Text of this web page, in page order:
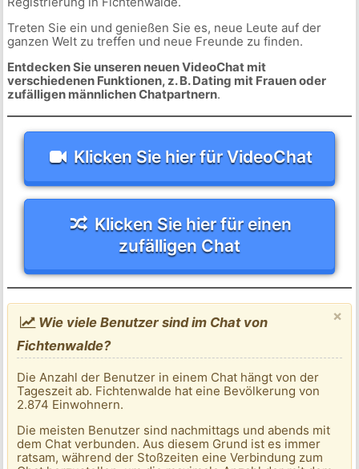
Treten Sie ein und genießen Sie es, neue Leute auf der
ganzen Welt zu treffen und neue Freunde zu finden.
Entdecken Sie unseren neuen VideoChat mit
verschiedenen Funktionen, z. B. Dating mit Frauen oder
zufälligen männlichen Chatpartnern.
Klicken Sie hier für VideoChat
Klicken Sie hier für einen
zufälligen Chat
×
Wie viele Benutzer sind im Chat von
Fichtenwalde?
Die Anzahl der Benutzer in einem Chat hängt von der
Tageszeit ab. Fichtenwalde hat eine Bevölkerung von
2.874 Einwohnern.
Die meisten Benutzer sind nachmittags und abends mit
dem Chat verbunden. Aus diesem Grund ist es immer
ratsam, während der Stoßzeiten eine Verbindung zum